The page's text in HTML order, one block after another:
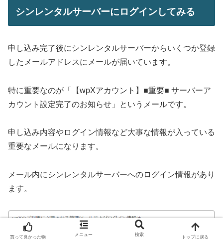
シンレンタルサーバーにログインしてみる
申し込み完了後にシンレンタルサーバーからいくつか登録
したメールアドレスにメールが届いています。
特に重要なのが「【wpXアカウント】■重要■ サーバーア
カウント設定完了のお知らせ」というメールです。
申し込み内容やログイン情報など大事な情報が入っている
重要なメールになります。
メール内にシンレンタルサーバーへのログイン情報があり
ます。
買って良かった物 メニュー 検索 トップに戻る